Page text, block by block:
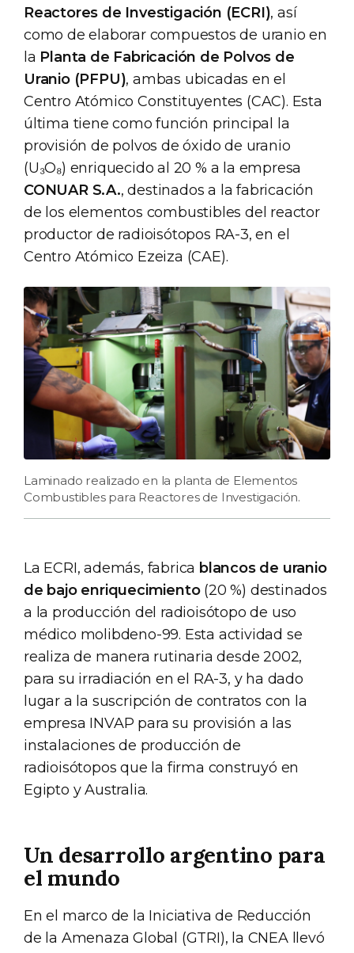
Reactores de Investigación (ECRI), así
como de elaborar compuestos de uranio en
la Planta de Fabricación de Polvos de
Uranio (PFPU), ambas ubicadas en el
Centro Atómico Constituyentes (CAC). Esta
última tiene como función principal la
provisión de polvos de óxido de uranio
(U₃O₈) enriquecido al 20 % a la empresa
CONUAR S.A., destinados a la fabricación
de los elementos combustibles del reactor
productor de radioisótopos RA-3, en el
Centro Atómico Ezeiza (CAE).
Laminado realizado en la planta de Elementos
Combustibles para Reactores de Investigación.
La ECRI, además, fabrica blancos de uranio
de bajo enriquecimiento(20 %) destinados
a la producción del radioisótopo de uso
médico molibdeno-99. Esta actividad se
realiza de manera rutinaria desde 2002,
para su irradiación en el RA-3, y ha dado
lugar a la suscripción de contratos con la
empresa INVAP para su provisión a las
instalaciones de producción de
radioisótopos que la firma construyó en
Egipto y Australia.
Un desarrollo argentino para
el mundo
En el marco de la Iniciativa de Reducción
de la Amenaza Global (GTRI), la CNEA llevó